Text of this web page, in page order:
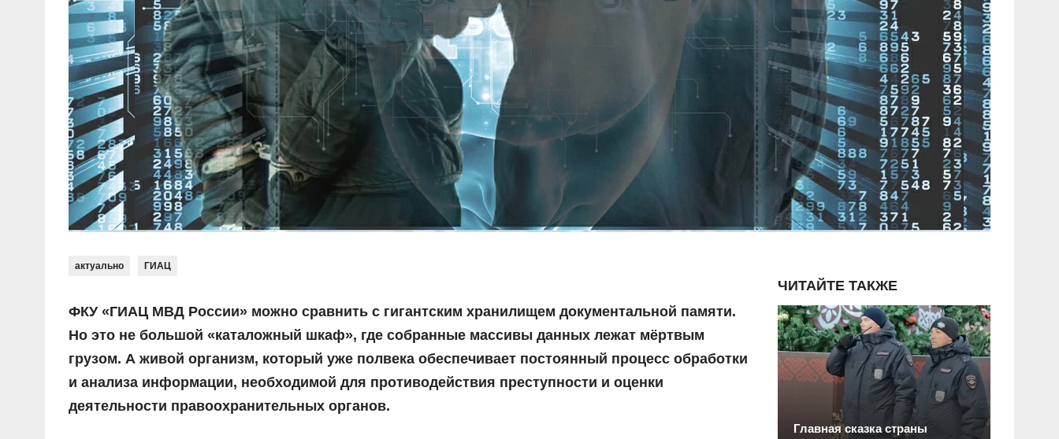
актуально ГИАЦ
ФКУ «ГИАЦ МВД России» можно сравнить с гигантским хранилищем документальной памяти.
Но это не большой «каталожный шкаф», где собранные массивы данных лежат мёртвым
грузом. А живой организм, который уже полвека обеспечивает постоянный процесс обработки
и анализа информации, необходимой для противодействия преступности и оценки
деятельности правоохранительных органов.
ЧИТАЙТЕ ТАКЖЕ
Главная сказка страны